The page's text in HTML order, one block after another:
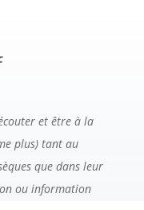
et être à la
plus) tant au
que dans leur
ou information